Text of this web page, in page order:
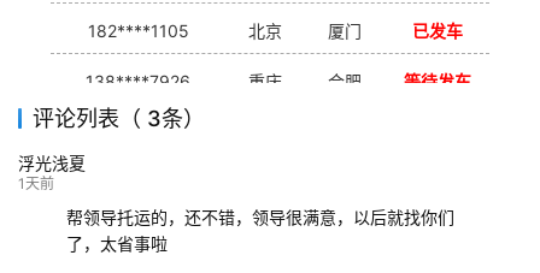
182****1105 北京 厦门 已发车
138****7926 重庆 合肥 等待发车
139****9233
评论列表（ 3条）
浮光浅夏
1天前
帮领导托运的，还不错，领导很满意，以后就找你们
了，太省事啦